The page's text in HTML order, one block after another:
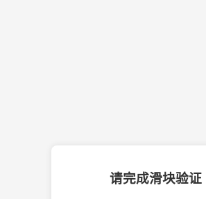
请完成滑块验证